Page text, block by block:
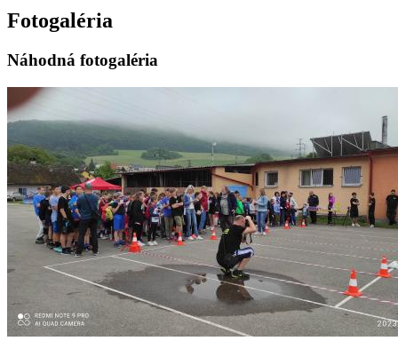
Fotogaléria
Náhodná fotogaléria